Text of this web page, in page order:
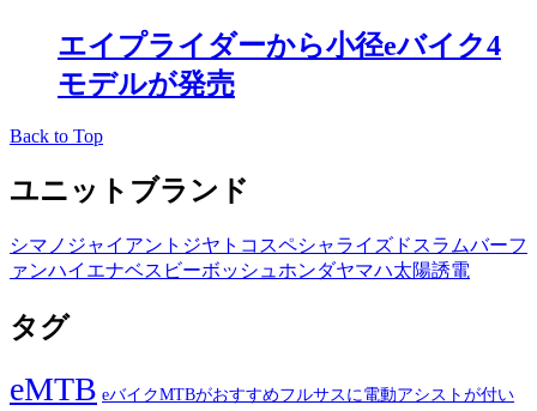
エイプライダーから小径eバイク4
モデルが発売
Back to Top
ユニットブランド
シマノ ジャイアント ジヤトコ スペシャライズド スラムバーフ
ァンハイエナベスビーボッシュ ホンダヤマハ太陽誘電
タグ
eMTB eバイクMTBがおすすめフルサスに電動アシストが付い